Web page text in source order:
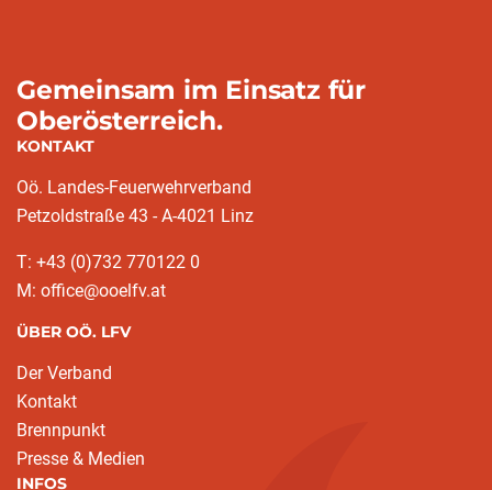
Gemeinsam im Einsatz für
Oberösterreich.
KONTAKT
Oö. Landes-Feuerwehrverband
Petzoldstraße 43 - A-4021 Linz
T: +43 (0)732 770122 0
M: office@ooelfv.at
ÜBER OÖ. LFV
Der Verband
Kontakt
Brennpunkt
Presse & Medien
INFOS